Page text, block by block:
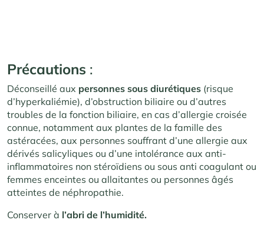
Précautions :
Déconseillé aux personnes sous diurétiques (risque
d’hyperkaliémie), d’obstruction biliaire ou d’autres
troubles de la fonction biliaire, en cas d’allergie croisée
connue, notamment aux plantes de la famille des
astéracées, aux personnes souffrant d’une allergie aux
dérivés salicyliques ou d’une intolérance aux anti-
inflammatoires non stéroïdiens ou sous anti coagulant ou
femmes enceintes ou allaitantes ou personnes âgés
atteintes de néphropathie.
Conserver à l’abri de l’humidité.